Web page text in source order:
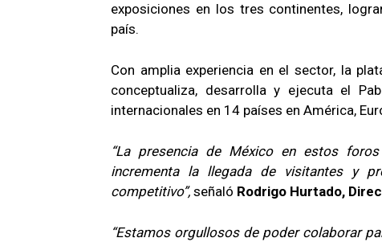
exposiciones en los tres continentes,
país.
Con amplia experiencia en el sector, la
conceptualiza, desarrolla y ejecuta el
internacionales en 14 países en América,
“La presencia de México en estos
incrementa la llegada de visitantes y
competitivo”, señaló Rodrigo Hurtado,
“Estamos orgullosos de poder colaborar